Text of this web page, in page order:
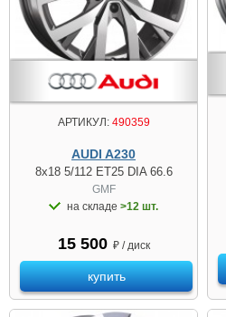
АРТИКУЛ:490359
AUDI A230
8x18 5/112 ET25 DIA 66.6
GMF
на складе >12 шт.
15 500 ₽ / диск
купить